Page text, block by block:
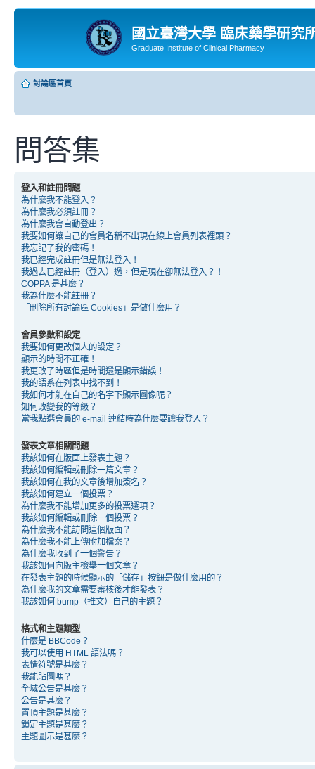
國立臺灣大學 臨床藥學研究
Graduate Institute of Clinical Pharmacy
討論區首頁
問答集
登入和註冊問題
為什麼我不能登入？
為什麼我必須註冊？
為什麼我會自動登出？
我要如何讓自己的會員名稱不出現在線上會員列表裡頭？
我忘記了我的密碼！
我已經完成註冊但是無法登入！
我過去已經註冊（登入）過，但是現在卻無法登入？！
COPPA 是甚麼？
我為什麼不能註冊？
「刪除所有討論區 Cookies」是做什麼用？
會員參數和設定
我要如何更改個人的設定？
顯示的時間不正確！
我更改了時區但是時間還是顯示錯誤！
我的語系在列表中找不到！
我如何才能在自己的名字下顯示圖像呢？
如何改變我的等級？
當我點選會員的 e-mail 連結時為什麼要讓我登入？
發表文章相關問題
我該如何在版面上發表主題？
我該如何編輯或刪除一篇文章？
我該如何在我的文章後增加簽名？
我該如何建立一個投票？
為什麼我不能增加更多的投票選項？
我該如何編輯或刪除一個投票？
為什麼我不能訪問這個版面？
為什麼我不能上傳附加檔案？
為什麼我收到了一個警告？
我該如何向版主檢舉一個文章？
在發表主題的時候顯示的「儲存」按鈕是做什麼用的？
為什麼我的文章需要審核後才能發表？
我該如何 bump（推文）自己的主題？
格式和主題類型
什麼是 BBCode？
我可以使用 HTML 語法嗎？
表情符號是甚麼？
我能貼圖嗎？
全域公告是甚麼？
公告是甚麼？
置頂主題是甚麼？
鎖定主題是甚麼？
主題圖示是甚麼？